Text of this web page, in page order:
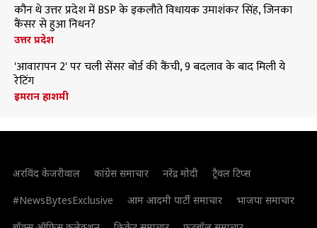
कौन थे उत्तर प्रदेश में BSP के इकलौते विधायक उमाशंकर सिंह, जिनका
कैंसर से हुआ निधन?
उत्तर प्रदेश
'आवारापन 2' पर चली सेंसर बोर्ड की कैंची, 9 बदलाव के बाद मिली ये
रेटिंग
इमरान हाशमी
अरविंद केजरीवाल कांग्रेस समाचार नरेंद्र मोदी
ट्रैवल टिप्स
#NewsBytesExclusive
आम आदमी पार्टी समाचार
भाजपा समाचार